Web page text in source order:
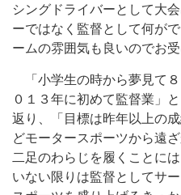
シングドライバーとして大
ーではなく監督として何が
ームの雰囲気も良いのでお
「小学生の時から夢見て
０１３年に初めて監督業」
返り、「目標は昨年以上の
どモータースポーツから遠
二足のわらじを履くことに
いない限りは監督としてサ